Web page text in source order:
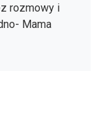
rozmowy i
Mama